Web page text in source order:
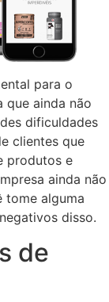
para o
que ainda não
dificuldades
clientes que
produtos e
ainda não
tome alguma
disso.
de